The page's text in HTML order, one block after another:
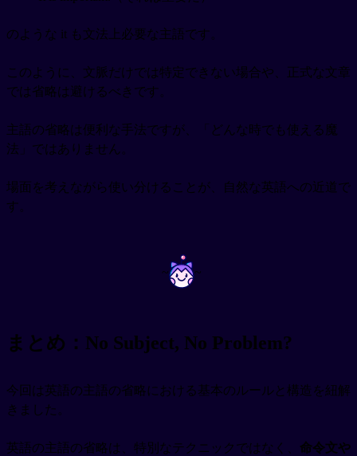
のような it も文法上必要な主語です。
このように、文脈だけでは特定できない場合や、正式な文章
では省略は避けるべきです。
主語の省略は便利な手法ですが、「どんな時でも使える魔
法」ではありません。
場面を考えながら使い分けることが、自然な英語への近道で
す。
~ ~
まとめ：No Subject, No Problem?
今回は英語の主語の省略における基本のルールと構造を紐解
きました。
英語の主語の省略は、特別なテクニックではなく、 命令文や